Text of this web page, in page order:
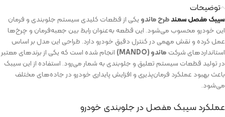
توضیحات
سیبک مفصلسمندطرح ماندو یکی از قطعات کلیدی سیستم جلوبندی و فرمان
این خودرو محسوب می‌شود. این قطعه به‌عنوان رابط بین جعبه‌فرمان و چرخ‌ها
عمل کرده و نقش مهمی در کنترل دقیق خودرو دارد. طراحی این مدل بر اساس
استانداردهای شرکت ماندو (MANDO)
انجام شده است که یکی از برندهای معتبر
در تولید قطعات سیستم تعلیق و جلوبندی به شمار می‌رود. استفاده از این سیبک
باعث بهبود عملکرد فرمان‌پذیری و افزایش پایداری خودرو در جاده‌های مختلف
می‌شود.
عملکرد سیبک مفصل در جلوبندی خودرو